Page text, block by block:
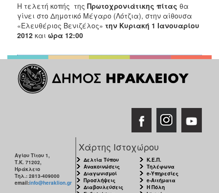
2021
2020
2019
2017
2016
2015
2010
2006
Η τελετή κοπής της Πρωτοχρονιάτικης πίτας θα
γίνει στο Δημοτικό Μέγαρο (Λότζια), στην αίθουσα
«Ελευθέριος Βενιζέλος» την Κυριακή 1 Ιανουαρίου
2012 και ώρα 12:00
Αγίου Τίτου 1,
Τ.Κ. 71202,
Ηράκλειο
Τηλ.: 2813-409000
email:info@heraklion.gr
Χάρτης Ιστοχώρου
Δελτία Τύπου
Ανακοινώσεις
Διαγωνισμοί
Προσλήψεις
Διαβουλεύσεις
Κ.Ε.Π.
Τηλέφωνα
e-Υπηρεσίες
e-Αιτήματα
Η Πόλη